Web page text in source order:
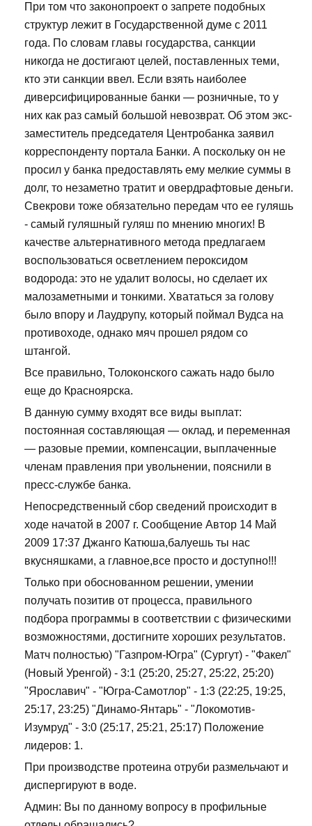
При том что законопроект о запрете подобных
структур лежит в Государственной думе с 2011
года. По словам главы государства, санкции
никогда не достигают целей, поставленных теми,
кто эти санкции ввел. Если взять наиболее
диверсифицированные банки — розничные, то у
них как раз самый большой невозврат. Об этом экс-
заместитель председателя Центробанка заявил
корреспонденту портала Банки. А поскольку он не
просил у банка предоставлять ему мелкие суммы в
долг, то незаметно тратит и овердрафтовые деньги.
Свекрови тоже обязательно передам что ее гуляшь
- самый гуляшный гуляш по мнению многих! В
качестве альтернативного метода предлагаем
воспользоваться осветлением пероксидом
водорода: это не удалит волосы, но сделает их
малозаметными и тонкими. Хвататься за голову
было впору и Лаудрупу, который поймал Вудса на
противоходе, однако мяч прошел рядом со
штангой.
Все правильно, Толоконского сажать надо было
еще до Красноярска.
В данную сумму входят все виды выплат:
постоянная составляющая — оклад, и переменная
— разовые премии, компенсации, выплаченные
членам правления при увольнении, пояснили в
пресс-службе банка.
Непосредственный сбор сведений происходит в
ходе начатой в 2007 г. Сообщение Автор 14 Май
2009 17:37 Джанго Катюша,балуешь ты нас
вкусняшками, а главное,все просто и доступно!!!
Только при обоснованном решении, умении
получать позитив от процесса, правильного
подбора программы в соответствии с физическими
возможностями, достигните хороших результатов.
Матч полностью) "Газпром-Югра" (Сургут) - "Факел"
(Новый Уренгой) - 3:1 (25:20, 25:27, 25:22, 25:20)
"Ярославич" - "Югра-Самотлор" - 1:3 (22:25, 19:25,
25:17, 23:25) "Динамо-Янтарь" - "Локомотив-
Изумруд" - 3:0 (25:17, 25:21, 25:17) Положение
лидеров: 1.
При производстве протеина отруби размельчают и
диспергируют в воде.
Админ: Вы по данному вопросу в профильные